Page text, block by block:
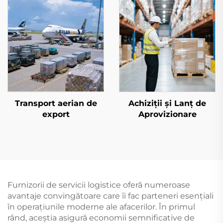
Transport aerian de
export
Achiziții și Lanț de
Aprovizionare
Furnizorii de servicii logistice oferă numeroase
avantaje convingătoare care îi fac parteneri esențiali
în operațiunile moderne ale afacerilor. În primul
rând, aceștia asigură economii semnificative de